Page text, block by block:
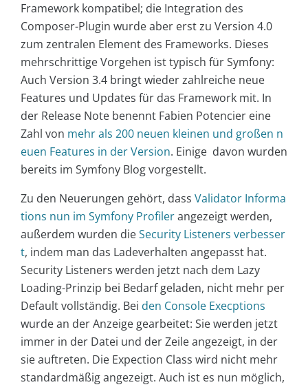
Framework kompatibel; die Integration des
Composer-Plugin wurde aber erst zu Version 4.0
zum zentralen Element des Frameworks. Dieses
mehrschrittige Vorgehen ist typisch für Symfony:
Auch Version 3.4 bringt wieder zahlreiche neue
Features und Updates für das Framework mit. In
der Release Note benennt Fabien Potencier eine
Zahl von mehr als 200 neuen kleinen und großen n
euen Features in der Version. Einige davon wurden
bereits im Symfony Blog vorgestellt.
Zu den Neuerungen gehört, dass Validator Informa
tions nun im Symfony Profilerangezeigt werden,
außerdem wurden dieSecurity Listeners verbesser
t, indem man das Ladeverhalten angepasst hat.
Security Listeners werden jetzt nach dem Lazy
Loading-Prinzip bei Bedarf geladen, nicht mehr per
Default vollständig. Bei den Console Execptions
wurde an der Anzeige gearbeitet: Sie werden jetzt
immer in der Datei und der Zeile angezeigt, in der
sie auftreten. Die Expection Class wird nicht mehr
standardmäßig angezeigt. Auch ist es nun möglich,